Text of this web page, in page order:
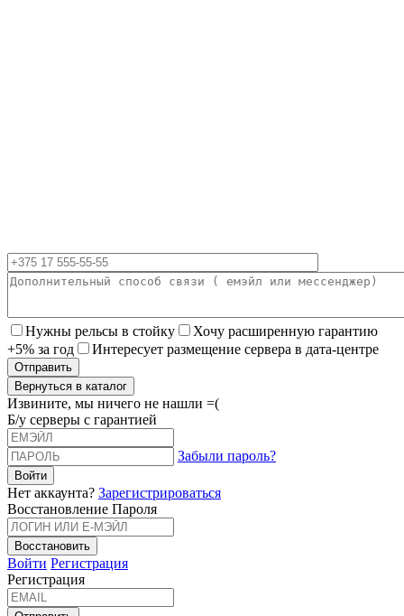
Нужны рельсы в стойку
Хочу расширенную гарантию
+5% за год
Интересует размещение сервера в дата-центре
Вернуться в каталог
Извините, мы ничего не нашли =(
Б/у серверы с гарантией
Забыли пароль?
Нет аккаунта? Зарегистрироваться
Восстановление Пароля
Войти Регистрация
Регистрация